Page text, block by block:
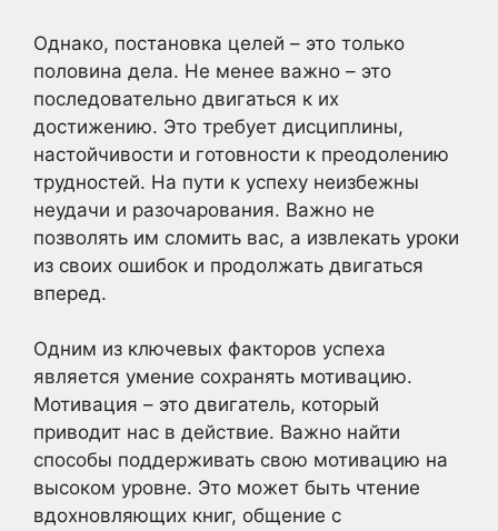
Однако, постановка целей – это только
половина дела. Не менее важно – это
последовательно двигаться к их
достижению. Это требует дисциплины,
настойчивости и готовности к преодолению
трудностей. На пути к успеху неизбежны
неудачи и разочарования. Важно не
позволять им сломить вас, а извлекать уроки
из своих ошибок и продолжать двигаться
вперед.
Одним из ключевых факторов успеха
является умение сохранять мотивацию.
Мотивация – это двигатель, который
приводит нас в действие. Важно найти
способы поддерживать свою мотивацию на
высоком уровне. Это может быть чтение
вдохновляющих книг, общение с